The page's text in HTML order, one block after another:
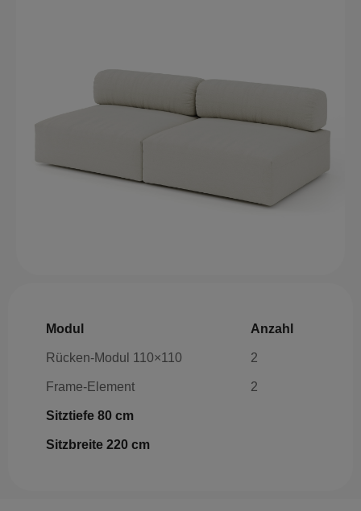
Modul Anzahl
Rücken-Modul 110×110 2
Frame-Element 2
Sitztiefe 80 cm
Sitzbreite 220 cm